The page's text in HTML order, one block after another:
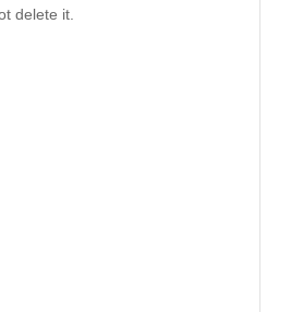
delete it.